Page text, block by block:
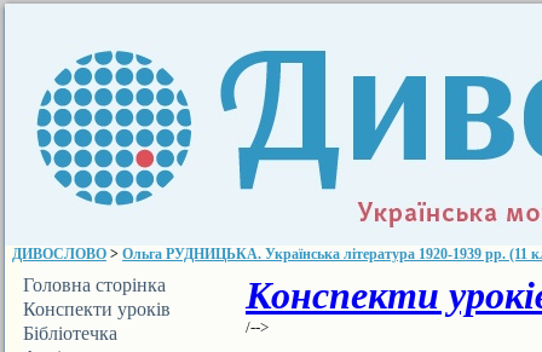
ДИВОСЛОВО > Ольга РУДНИЦЬКА. Українська література 1920-1939 рр. (11
Головна сторінка
Конспекти уроків
Бібліотечка
Конспекти
/-->